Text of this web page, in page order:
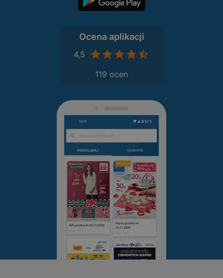
Ocena aplikacji
4,5
119 ocen